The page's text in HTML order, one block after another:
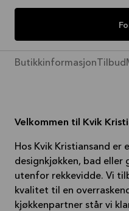
Butikkinformasjon Tilbud
Velkommen til Kvik
Hos Kvik Kristiansand er
designkjøkken, bad eller
utenfor rekkevidde. Vi
kvalitet til en
kjøkkenpartner står vi